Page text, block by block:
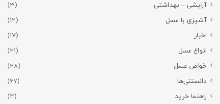
آرایشی – بهداشتی
(3)
آشپزی با عسل
(12)
اخبار
(17)
انواع عسل
(21)
خواص عسل
(28)
دانستنی‌ها
(67)
راهنما خرید
(4)